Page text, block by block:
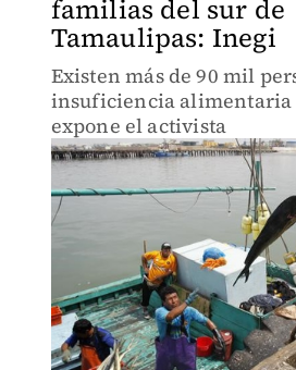
familias del sur de
Tamaulipas: Inegi
Existen más de 90 mil
insuficiencia alimentaria
expone el activista